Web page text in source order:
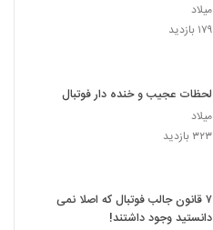
میلاد
۱۷۹ بازدید
لحظات عجیب و خنده دار فوتبال
میلاد
۳۲۳ بازدید
۷ قانون جالب فوتبال که اصلا نمی
دانستید وجود داشتند!